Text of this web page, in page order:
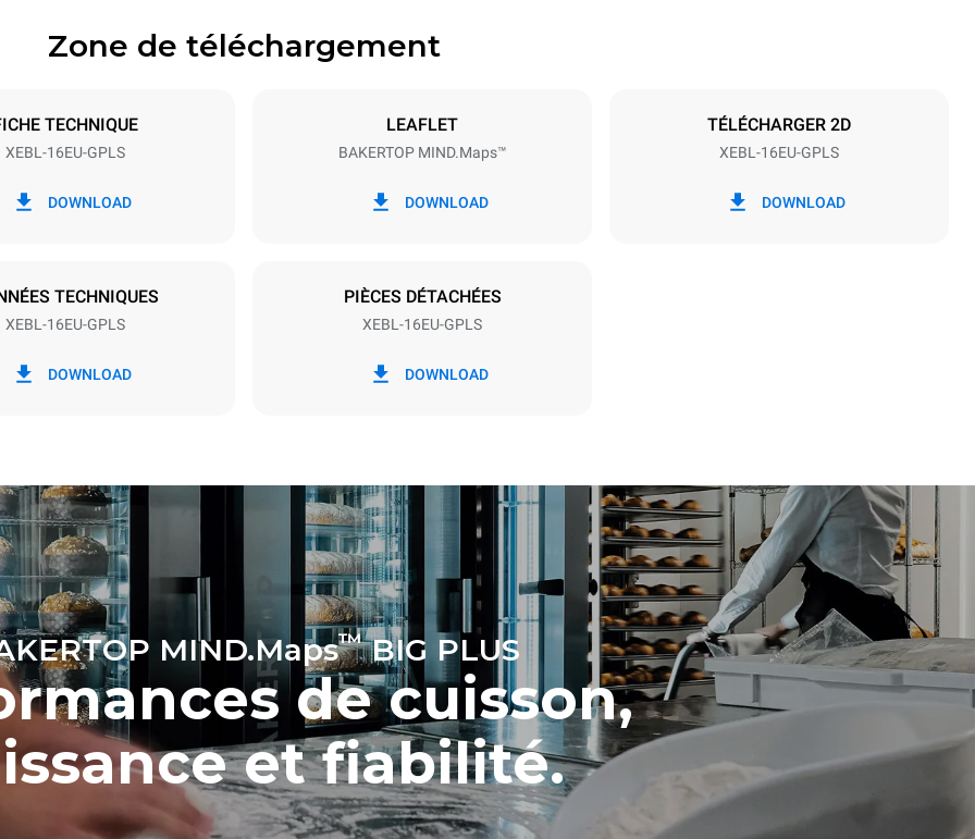
Taille de la plaque
6,2 Kg CO2/jour
d’électricité sont égales à zéro. Les
émissions électriques indirectes
dépendent de la composition énergétique
du réseau auquel elles sont connectées;
elles peuvent être annulées en optant
pour l’achat d’énergie produite à partir de
sources renouvelables. Aucune donnée
n’est disponible pour calculer les
émissions indirectes liées à
l’approvisionnement en gaz.
Sources : Greenhouse Gas Protocol
Zone de téléchargement
TECHNIQUE
XEBL-16EU-GPLS
DOWNLOAD
LEAFLET
BAKERTOP MIND.Maps™
DOWNLOAD
TÉLÉCHARGER 2D
XEBL-16EU-GPLS
DOWNLOAD
TECHNIQUES
XEBL-16EU-GPLS
DOWNLOAD
PIÈCES DÉTACHÉES
XEBL-16EU-GPLS
DOWNLOAD
MIND.Maps™BIG PLUS
de cuisson,
et fiabilité.